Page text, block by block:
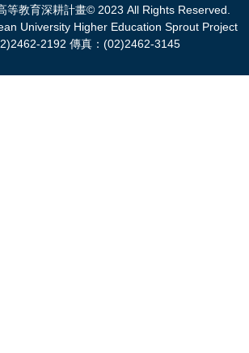
等教育深耕計畫© 2023 All Rights Reserved.
University Higher Education Sprout Project
2192 傳真：(02)2462-3145